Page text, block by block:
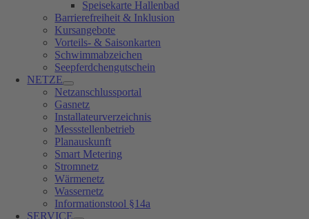
Speisekarte Hallenbad
Barrierefreiheit & Inklusion
Kursangebote
Vorteils- & Saisonkarten
Schwimmabzeichen
Seepferdchengutschein
NETZE
Netzanschlussportal
Gasnetz
Installateurverzeichnis
Messstellenbetrieb
Planauskunft
Smart Metering
Stromnetz
Wärmenetz
Wassernetz
Informationstool §14a
SERVICE